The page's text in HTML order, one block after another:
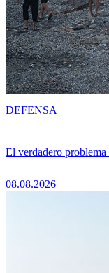
El verdadero
08.08.2026
DEFENSA